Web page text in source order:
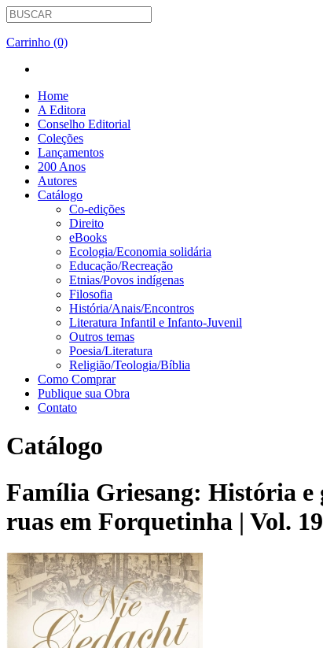
Carrinho (0)
Home
A Editora
Conselho Editorial
Coleções
Lançamentos
200 Anos
Autores
Catálogo
Co-edições
Direito
eBooks
Ecologia/Economia solidária
Educação/Recreação
Etnias/Povos indígenas
Filosofia
História/Anais/Encontros
Literatura Infantil e Infanto-Juvenil
Outros temas
Poesia/Literatura
Religião/Teologia/Bíblia
Como Comprar
Publique sua Obra
Contato
Catálogo
Família Griesang: História e
ruas em Forquetinha | Vol. 19